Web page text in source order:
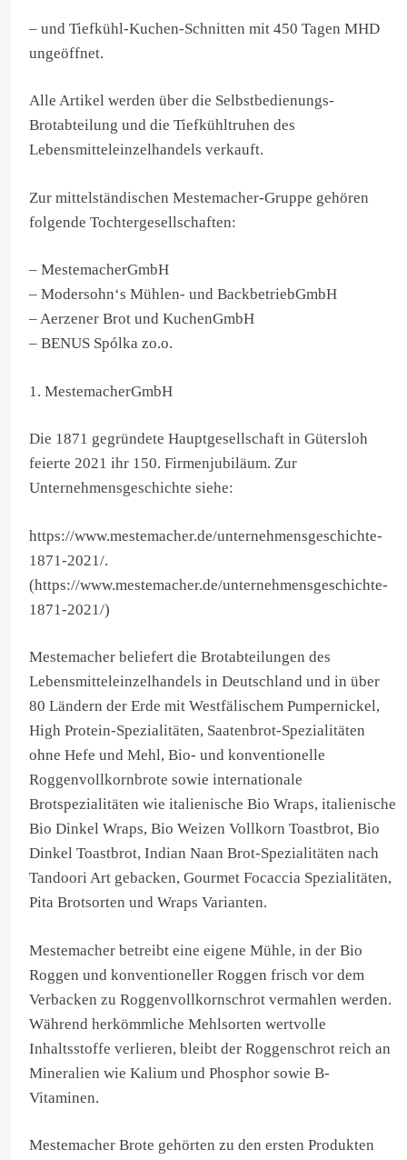
– und Tiefkühl-Kuchen-Schnitten mit 450 Tagen MHD
ungeöffnet.
Alle Artikel werden über die Selbstbedienungs-
Brotabteilung und die Tiefkühltruhen des
Lebensmitteleinzelhandels verkauft.
Zur mittelständischen Mestemacher-Gruppe gehören
folgende Tochtergesellschaften:
– MestemacherGmbH
– Modersohn‘s Mühlen- und BackbetriebGmbH
– Aerzener Brot und KuchenGmbH
– BENUS Spólka zo.o.
1. MestemacherGmbH
Die 1871 gegründete Hauptgesellschaft in Gütersloh
feierte 2021 ihr 150. Firmenjubiläum. Zur
Unternehmensgeschichte siehe:
https://www.mestemacher.de/unternehmensgeschichte-
1871-2021/.
(https://www.mestemacher.de/unternehmensgeschichte-
1871-2021/)
Mestemacher beliefert die Brotabteilungen des
Lebensmitteleinzelhandels in Deutschland und in über
80 Ländern der Erde mit Westfälischem Pumpernickel,
High Protein-Spezialitäten, Saatenbrot-Spezialitäten
ohne Hefe und Mehl, Bio- und konventionelle
Roggenvollkornbrote sowie internationale
Brotspezialitäten wie italienische Bio Wraps, italienische
Bio Dinkel Wraps, Bio Weizen Vollkorn Toastbrot, Bio
Dinkel Toastbrot, Indian Naan Brot-Spezialitäten nach
Tandoori Art gebacken, Gourmet Focaccia Spezialitäten,
Pita Brotsorten und Wraps Varianten.
Mestemacher betreibt eine eigene Mühle, in der Bio
Roggen und konventioneller Roggen frisch vor dem
Verbacken zu Roggenvollkornschrot vermahlen werden.
Während herkömmliche Mehlsorten wertvolle
Inhaltsstoffe verlieren, bleibt der Roggenschrot reich an
Mineralien wie Kalium und Phosphor sowie B-
Vitaminen.
Mestemacher Brote gehörten zu den ersten Produkten